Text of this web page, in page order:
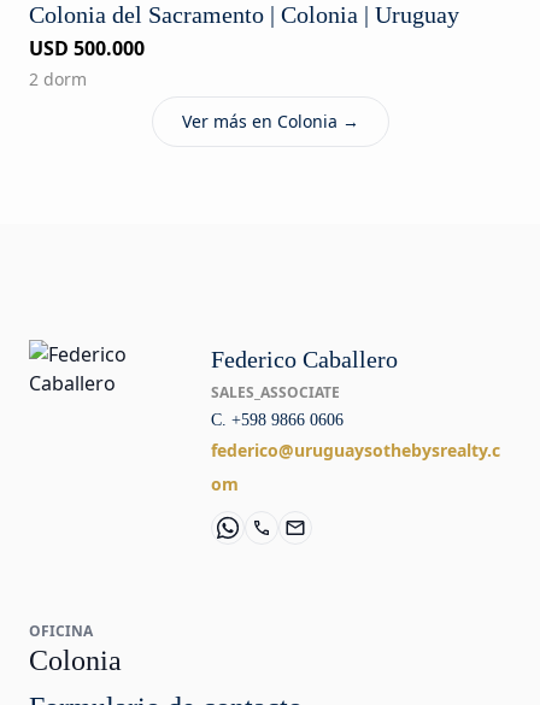
Colonia del Sacramento | Colonia | Uruguay
USD 500.000
2 dorm
Ver más en Colonia →
Federico Caballero
SALES_ASSOCIATE
C. +598 9866 0606
federico@uruguaysothebysrealty.c
om
OFICINA
Colonia